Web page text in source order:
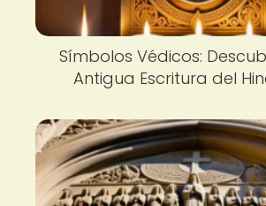
Símbolos Védicos:
Antigua Escritura del